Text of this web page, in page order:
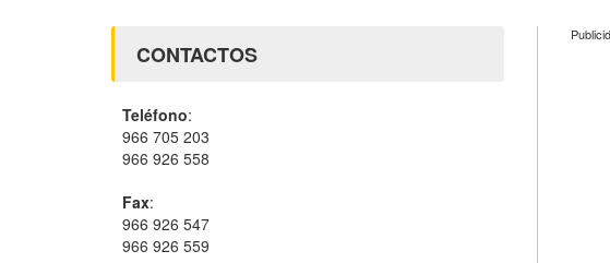
CONTACTOS
Teléfono:
966 705 203
966 926 558
Fax:
966 926 547
966 926 559